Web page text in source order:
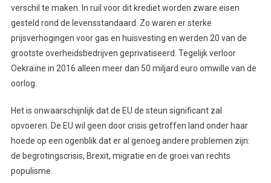
verschil te maken. In ruil voor dit krediet worden zware eisen
gesteld rond de levensstandaard. Zo waren er sterke
prijsverhogingen voor gas en huisvesting en werden 20 van de
grootste overheidsbedrijven geprivatiseerd. Tegelijk verloor
Oekraïne in 2016 alleen meer dan 50 miljard euro omwille van de
oorlog.
Het is onwaarschijnlijk dat de EU de steun significant zal
opvoeren. De EU wil geen door crisis getroffen land onder haar
hoede op een ogenblik dat er al genoeg andere problemen zijn:
de begrotingscrisis, Brexit, migratie en de groei van rechts
populisme.